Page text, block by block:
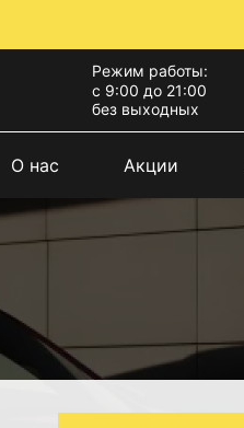
Режим работы:
с 9:00 до 21:00
без выходных
О нас Акции